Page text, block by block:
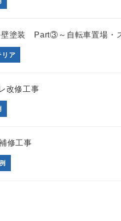
塗装 Part③～自転車置場・
リア
改修工事
修工事